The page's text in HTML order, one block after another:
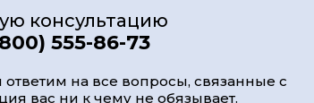
консультацию
555-86-73
на все вопросы, связанные с
вас ни к чему не обязывает.